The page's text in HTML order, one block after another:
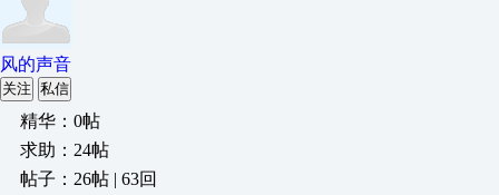
风的声音
关注 私信
精华：0帖
求助：24帖
帖子：26帖 | 63回